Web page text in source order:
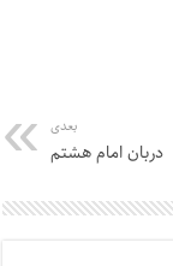
بعدی
دربان امام هشتم